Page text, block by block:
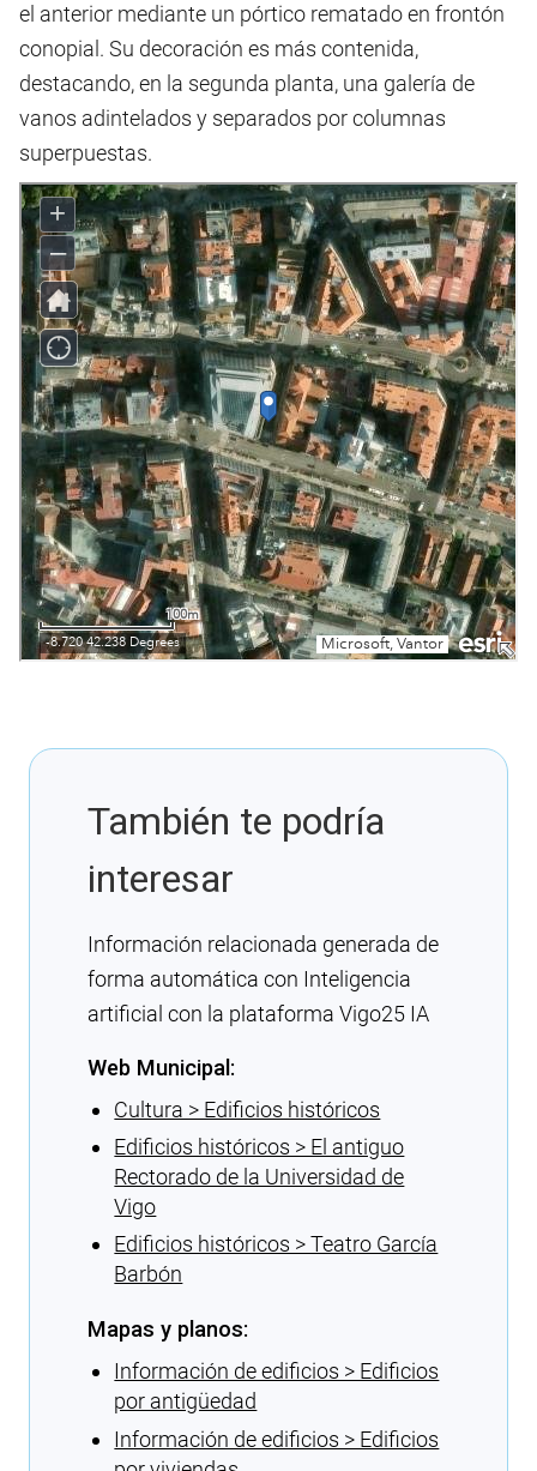
el anterior mediante un pórtico rematado en frontón
conopial. Su decoración es más contenida,
destacando, en la segunda planta, una galería de
vanos adintelados y separados por columnas
superpuestas.
También te podría
interesar
Información relacionada generada de
forma automática con Inteligencia
artificial con la plataforma Vigo25 IA
Web Municipal:
Cultura > Edificios históricos
Edificios históricos > El antiguo
Rectorado de la Universidad de
Vigo
Edificios históricos > Teatro García
Barbón
Mapas y planos:
Información de edificios > Edificios
por antigüedad
Información de edificios > Edificios